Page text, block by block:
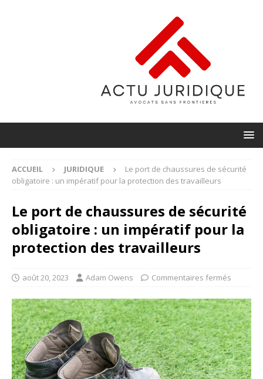
ACCUEIL JURIDIQUE
Le port de chaussures de sécurité
obligatoire : un impératif pour la protection des travailleurs
Le port de chaussures de sécurité
obligatoire : un impératif pour la
protection des travailleurs
août 20, 2023 Adam Owens Commentaires fermés